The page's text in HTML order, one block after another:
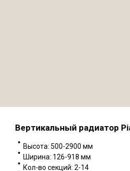
Вертикальный радиатор
Высота: 500-2900 мм
Ширина: 126-918 мм
Кол-во секций: 2-14